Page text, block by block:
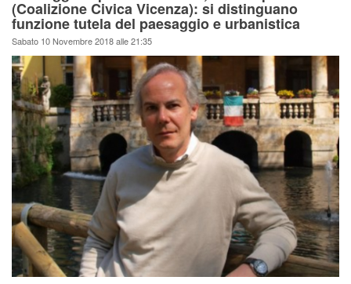
(Coalizione Civica Vicenza): si distinguano
funzione tutela del paesaggio e urbanistica
Sabato 10 Novembre 2018 alle 21:35